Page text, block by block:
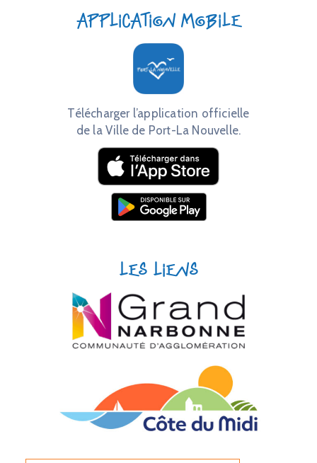
Application mobile
Télécharger l’application officielle
de la Ville de Port-La Nouvelle.
Les liens